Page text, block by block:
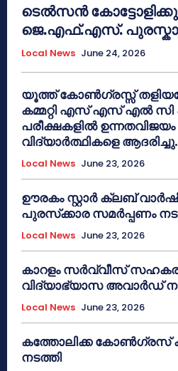
ടെൽസൻ
ജെ.എഫ്.എസ്.
Local News June 24, 2026
യൂത്ത് കോൺഗ്രസ്സ്
കമ്മറ്റി എസ് എസ് എൽ
പരീക്ഷകളിൽ
വിദ്യാർത്ഥികളെ ആദരിച്ചു.
Local News June 23, 2026
ഊരകം സ്റ്റാർ ക്ലബ്
പുരസ്‌ക്കാര സമർപ്പണം
Local News June 23, 2026
കാറളം സർവ്വീസ്
വിദ്യാഭ്യാസ അവാർഡ്
Local News June 23, 2026
കത്തോലിക്ക കോൺഗ്രസ്
നടത്തി